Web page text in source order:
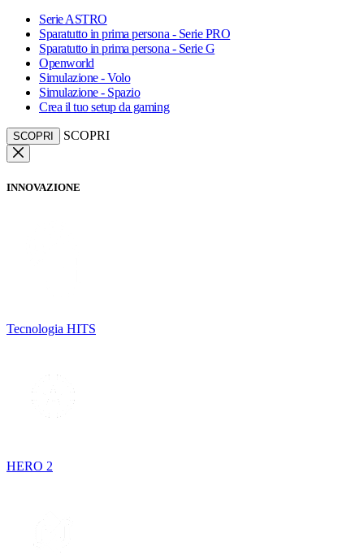
Serie ASTRO
Sparatutto in prima persona - Serie PRO
Sparatutto in prima persona - Serie G
Openworld
Simulazione - Volo
Simulazione - Spazio
Crea il tuo setup da gaming
SCOPRI SCOPRI
INNOVAZIONE
Tecnologia HITS
HERO 2